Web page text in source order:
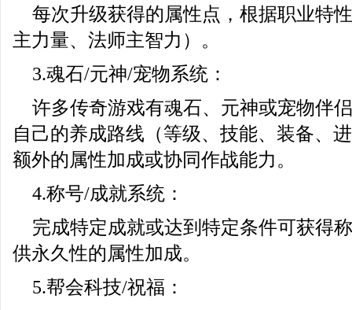
每次升级获得的属性点，根据职业特
主力量、法师主智力）。
3.魂石/元神/宠物系统：
许多传奇游戏有魂石、元神或宠物伴
自己的养成路线（等级、技能、装备、
额外的属性加成或协同作战能力。
4.称号/成就系统：
完成特定成就或达到特定条件可获得
供永久性的属性加成。
5.帮会科技/祝福：